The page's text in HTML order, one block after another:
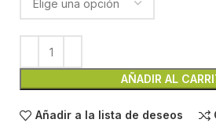
AÑADIR AL
Añadir a la lista de deseos